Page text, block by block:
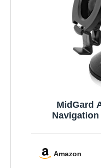
MidGard
Navigation
Amazon